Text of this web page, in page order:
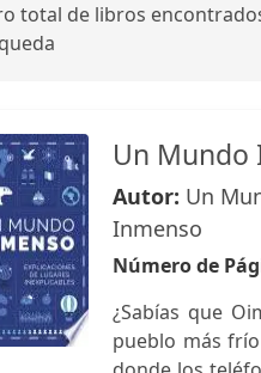
total de libros
Un Mundo
Autor: Un
Inmenso
Número de
¿Sabías que
pueblo más